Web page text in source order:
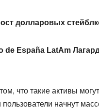
долларовых
de España LatAm
что такие активы
начнут